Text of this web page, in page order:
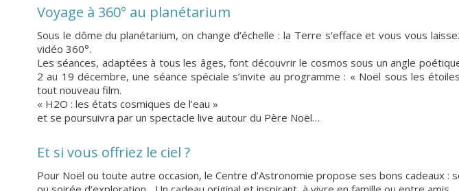
Voyage à 360° au planétarium
Sous le dôme du planétarium, on change d’échelle : la Terre s’efface et vous vous
vidéo 360°.
Les séances, adaptées à tous les âges, font découvrir le cosmos sous un angle
2 au 19 décembre, une séance spéciale s’invite au programme : « Noël sous les
tout nouveau film.
« H2O : les états cosmiques de l’eau »
et se poursuivra par un spectacle live autour du Père Noël…
Et si vous offriez le ciel ?
Pour Noël ou toute autre occasion, le Centre d’Astronomie propose ses bons cadeaux :